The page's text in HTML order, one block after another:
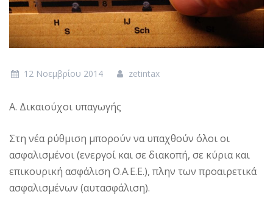
12 Νοεμβρίου 2014 zetintax
Α. Δικαιούχοι υπαγωγής
Στη νέα ρύθμιση μπορούν να υπαχθούν όλοι οι
ασφαλισμένοι (ενεργοί και σε διακοπή, σε κύρια και
επικουρική ασφάλιση Ο.Α.Ε.Ε.), πλην των προαιρετικά
ασφαλισμένων (αυτασφάλιση).